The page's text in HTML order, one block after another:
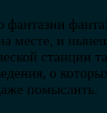
фантазии
месте, и
станции
о
помыслить.